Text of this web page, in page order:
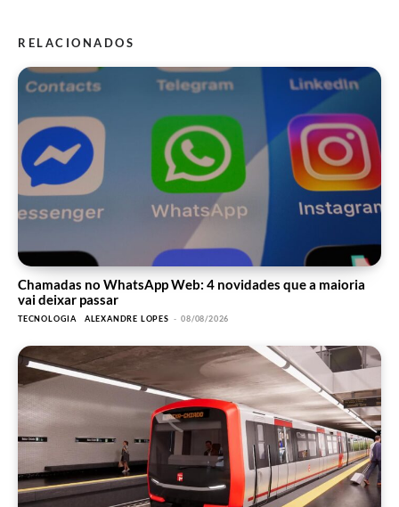
RELACIONADOS
Chamadas no WhatsApp Web: 4 novidades que a maioria
vai deixar passar
TECNOLOGIA ALEXANDRE LOPES - 08/08/2026